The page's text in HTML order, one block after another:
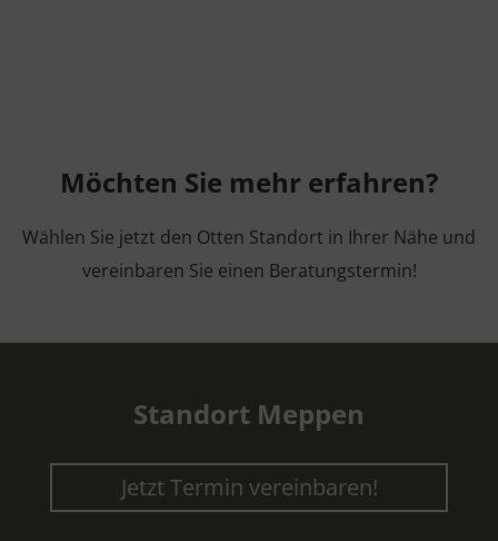
Möchten Sie mehr erfahren?
Wählen Sie jetzt den Otten Standort in Ihrer Nähe und
vereinbaren Sie einen Beratungstermin!
Standort Meppen
Jetzt Termin vereinbaren!